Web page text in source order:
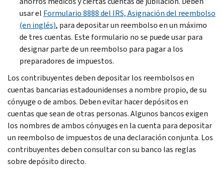
usar el Formulario 8888 del IRS, Asignación del reembolso
(en inglés), para depositar un reembolso en un máximo
de tres cuentas. Este formulario no se puede usar para
designar parte de un reembolso para pagar a los
preparadores de impuestos.
Los contribuyentes deben depositar los reembolsos en
cuentas bancarias estadounidenses a nombre propio, de su
cónyuge o de ambos. Deben evitar hacer depósitos en
cuentas que sean de otras personas. Algunos bancos exigen
los nombres de ambos cónyuges en la cuenta para depositar
un reembolso de impuestos de una declaración conjunta. Los
contribuyentes deben consultar con su banco las reglas
sobre depósito directo.